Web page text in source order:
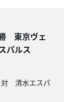
東京ヴェ
パルス
対 清水エスパ